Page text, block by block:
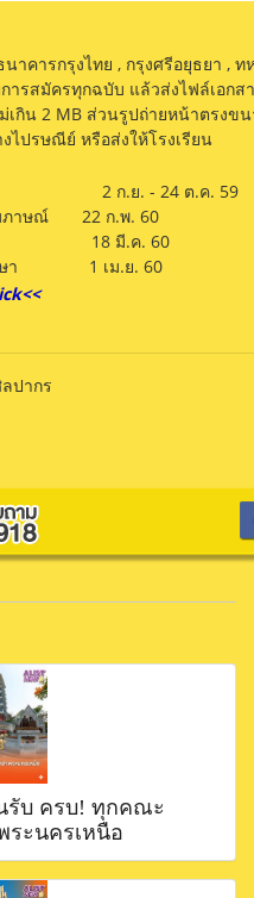
าคารกรุงไทย , กรุงศรีอยุธยา ,
ารสมัครทุกฉบับ แล้วส่งไฟล์เอก
กิน 2 MB ส่วนรูปถ่ายหน้าตรงข
ไปรษณีย์ หรือส่งให้โรงเรียน
. - 24 ต.ค. 59
มภาษณ์ 22 ก.พ. 60
มี.ค. 60
ศึกษา 1 เม.ย. 60
ปากร
รับ ครบ! ทุกคณะ
ระนครเหนือ